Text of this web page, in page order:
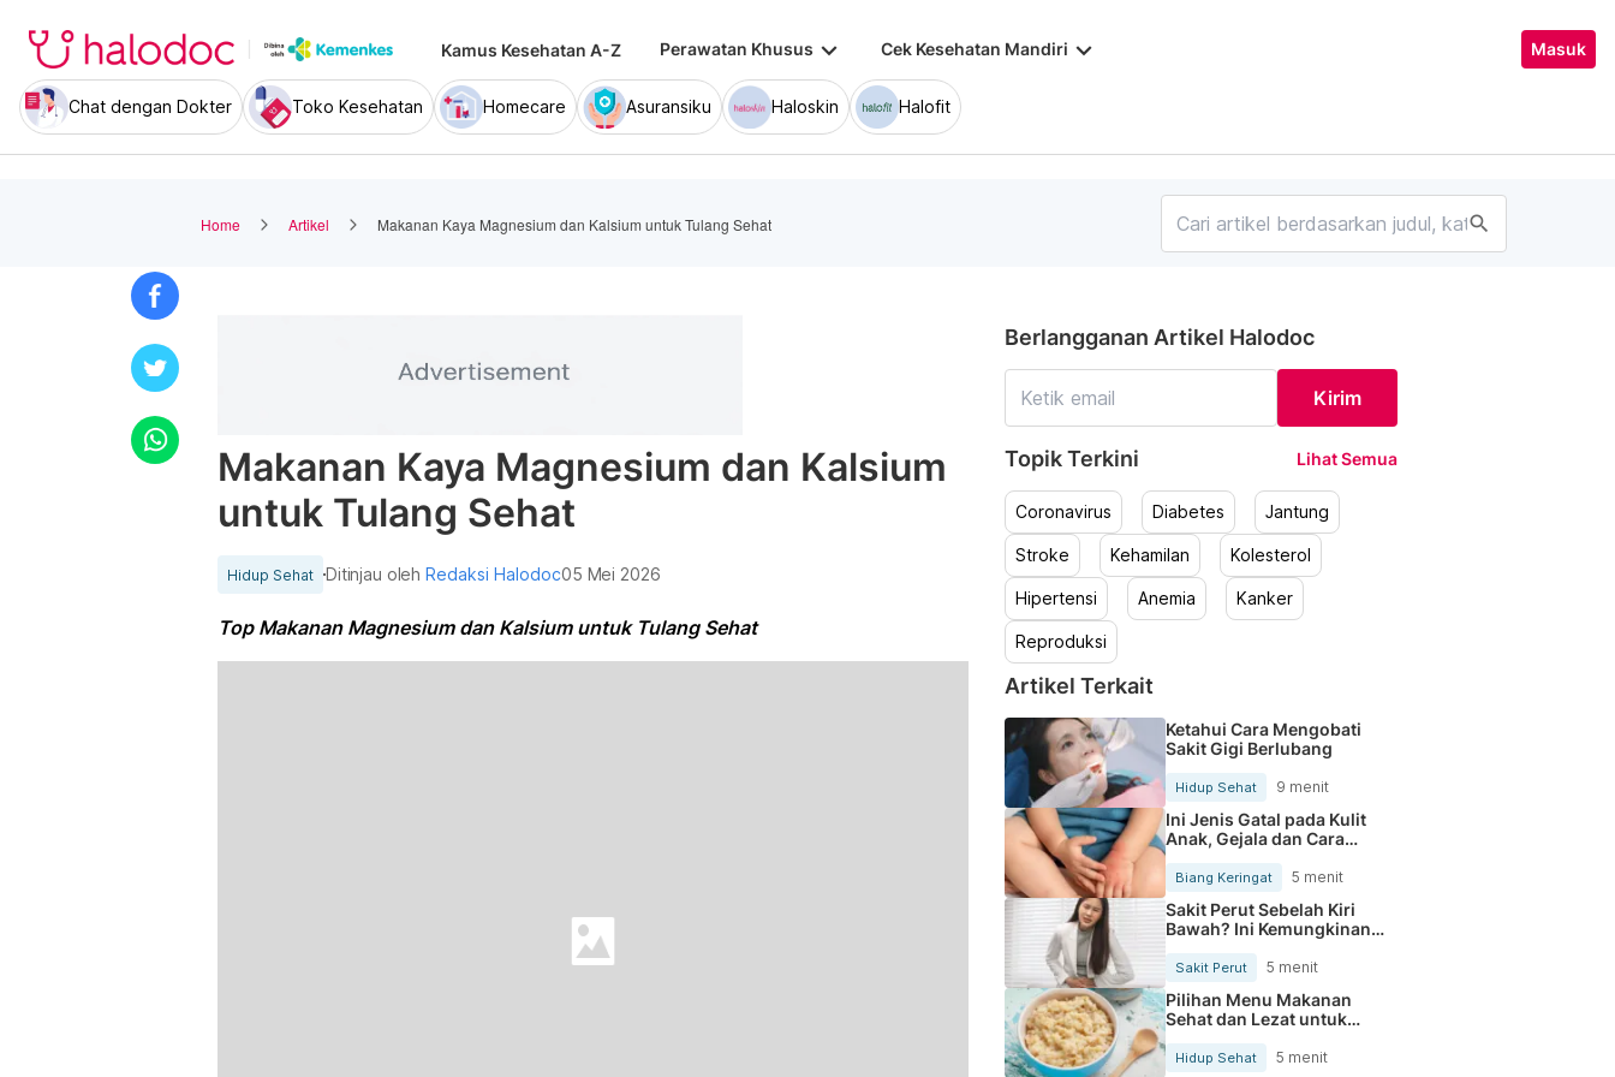
Kamus Kesehatan A-Z Perawatan Khusus keyboard_arrow_down Cek Kesehatan Mandiri keyboard_arrow_down Masuk
Chat dengan Dokter Toko Kesehatan Homecare Asuransiku Haloskin Halofit
Home Artikel Makanan Kaya Magnesium dan Kalsium untuk Tulang Sehat search
Makanan Kaya Magnesium dan Kalsium
untuk Tulang Sehat
Hidup Sehat Ditinjau olehRedaksi Halodoc05 Mei 2026
Top Makanan Magnesium dan Kalsium untuk Tulang Sehat
Berlangganan Artikel Halodoc
Kirim
Topik Terkini Lihat Semua
Coronavirus Diabetes Jantung
Stroke Kehamilan Kolesterol
Hipertensi Anemia Kanker
Reproduksi
Artikel Terkait
Ketahui Cara Mengobati
Sakit Gigi Berlubang
Hidup Sehat 9 menit
Ini Jenis Gatal pada Kulit
Anak, Gejala dan Cara
Mengobatinya
Biang Keringat 5 menit
Sakit Perut Sebelah Kiri
Bawah? Ini Kemungkinan
Sakit Perut 5 menit
Pilihan Menu Makanan
Sehat dan Lezat untuk
Mengurangi Kolesterol
Hidup Sehat 5 menit